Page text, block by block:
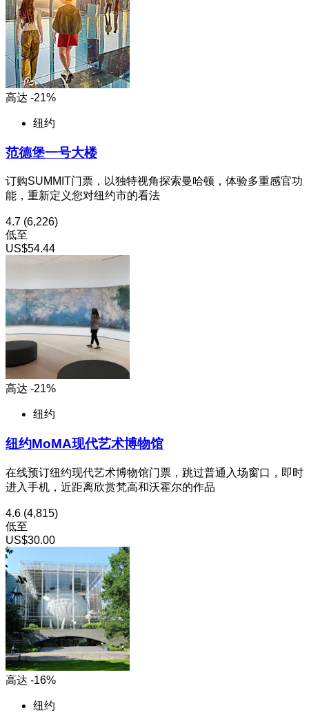
高达 -21%
纽约
范德堡一号大楼
订购SUMMIT门票，以独特视角探索曼哈顿，体验多重感官功
能，重新定义您对纽约市的看法
4.7 (6,226)
低至
US$54.44
高达 -21%
纽约
纽约MoMA现代艺术博物馆
在线预订纽约现代艺术博物馆门票，跳过普通入场窗口，即时
进入手机，近距离欣赏梵高和沃霍尔的作品
4.6 (4,815)
低至
US$30.00
高达 -16%
纽约